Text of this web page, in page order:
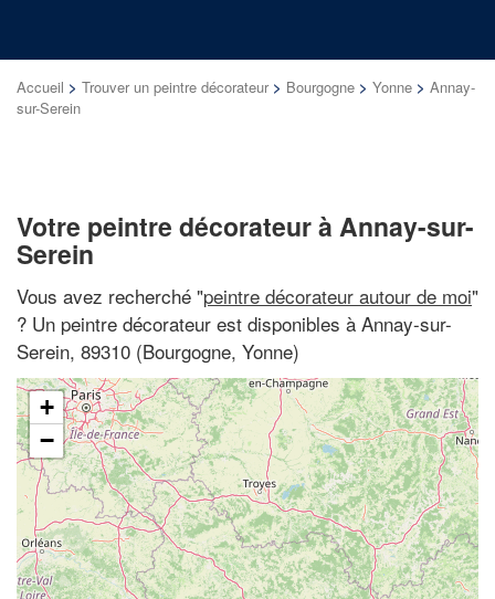
Accueil > Trouver un peintre décorateur > Bourgogne > Yonne > Annay-
sur-Serein
Votre peintre décorateur à Annay-sur-
Serein
Vous avez recherché "peintre décorateur autour de moi"
? Un peintre décorateur est disponibles à Annay-sur-
Serein, 89310 (Bourgogne, Yonne)
+
−